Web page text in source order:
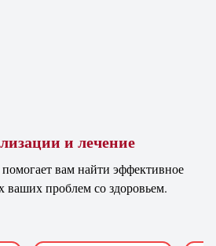
и лечение
вам найти эффективное
ваших проблем со здоровьем.